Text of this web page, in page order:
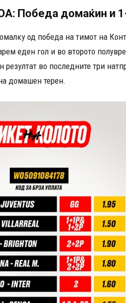
Победа домаќин и
од победа на тимот на
еден гол и во второто
во последните три
домашен терен.